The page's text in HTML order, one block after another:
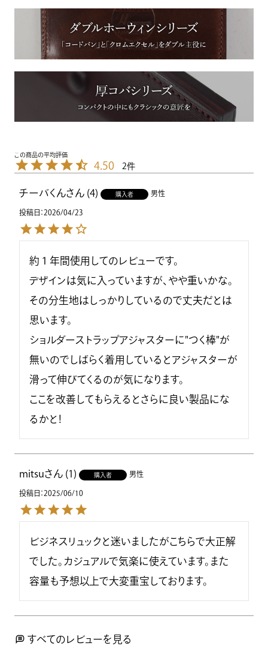
4.50 2
チーバくん 4 購入者 男性
投稿日 2026/04/23
約１年間使用してのレビューです。
デザインは気に入っていますが、やや重いかな。
その分生地はしっかりしているので丈夫だとは
思います。
ショルダーストラップアジャスターに"つく棒"が
無いのでしばらく着用しているとアジャスターが
滑って伸びてくるのが気になります。
ここを改善してもらえるとさらに良い製品にな
るかと！
mitsu 1 購入者 男性
投稿日 2025/06/10
ビジネスリュックと迷いましたがこちらで大正解
でした。カジュアルで気楽に使えています。また
容量も予想以上で大変重宝しております。
すべてのレビューを見る